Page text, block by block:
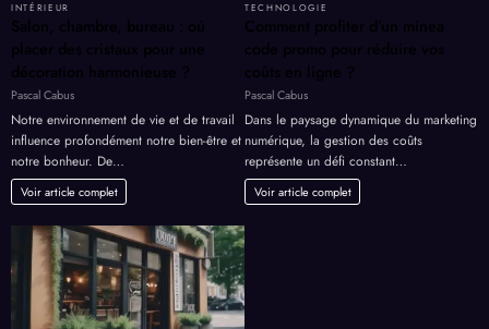
INTÉRIEUR
Salon, chambre, bureau : où
placer des cristaux pour une
décoration harmonieuse ?
Pascal Cabus
Notre environnement de vie et de travail
influence profondément notre bien-être et
notre bonheur. De…
Voir article complet
TECHNOLOGIE
Comment profiter d’un minea
code promo pour réduire vos
coûts en ligne ?
Pascal Cabus
Dans le paysage dynamique du marketing
numérique, la gestion des coûts
représente un défi constant…
Voir article complet